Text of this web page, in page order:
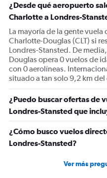
¿Desde qué aeropuerto
Charlotte a Londres-
La mayoría de la gente
Charlotte-Douglas (CLT) si
Londres-Stansted. De
Douglas opera 0 vuelos de
con 0 aerolíneas.
situado a tan solo 9,2 km
¿Puedo buscar ofertas de
Londres-Stansted que
¿Cómo busco vuelos
Londres-Stansted?
Ver más